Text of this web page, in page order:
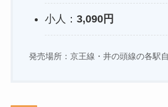
小人： 3,090円
発売場所：京王線・井の頭線の各駅